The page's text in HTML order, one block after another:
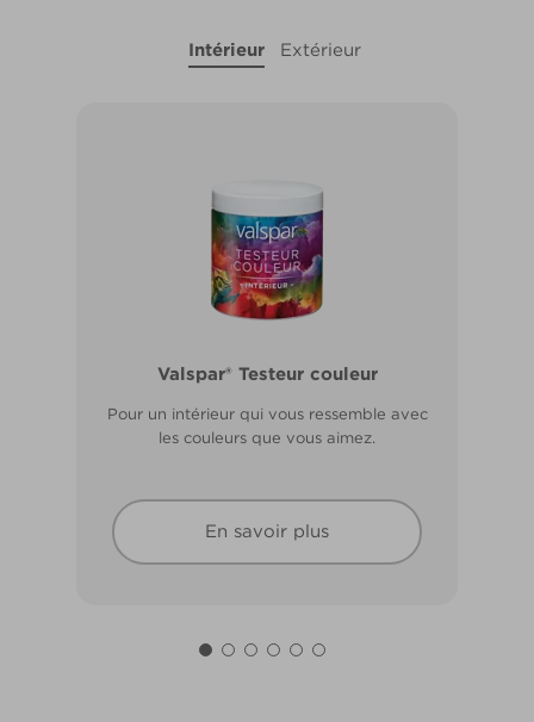
Intérieur Extérieur
Valspar® Testeur couleur
Pour un intérieur qui vous ressemble avec
les couleurs que vous aimez.
En savoir plus
Valspar® Pro Extérieur Boiseries et
Résiste aux fissures et à l’écaillage. Résiste
En savoir plus